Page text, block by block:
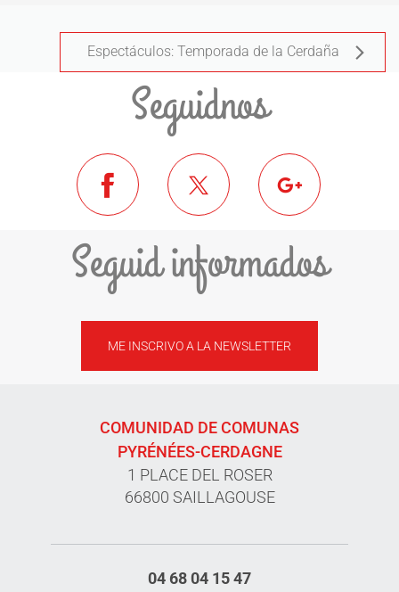
Espectáculos: Temporada de la Cerdaña
Seguidnos
Seguid informados
ME INSCRIVO A LA NEWSLETTER
COMUNIDAD DE COMUNAS
PYRÉNÉES-CERDAGNE
1 PLACE DEL ROSER
66800 SAILLAGOUSE
04 68 04 15 47